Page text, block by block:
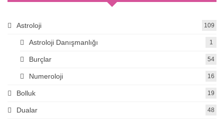
Astroloji 109
Astroloji Danışmanlığı 1
Burçlar 54
Numeroloji 16
Bolluk 19
Dualar 48